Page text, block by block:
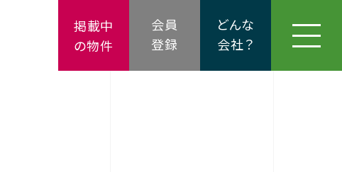
会員
登録
どんな
会社？
掲載中
の物件